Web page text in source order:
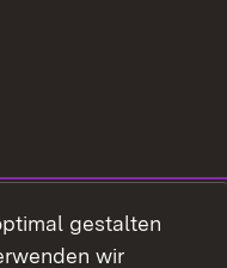
gestalten
wir